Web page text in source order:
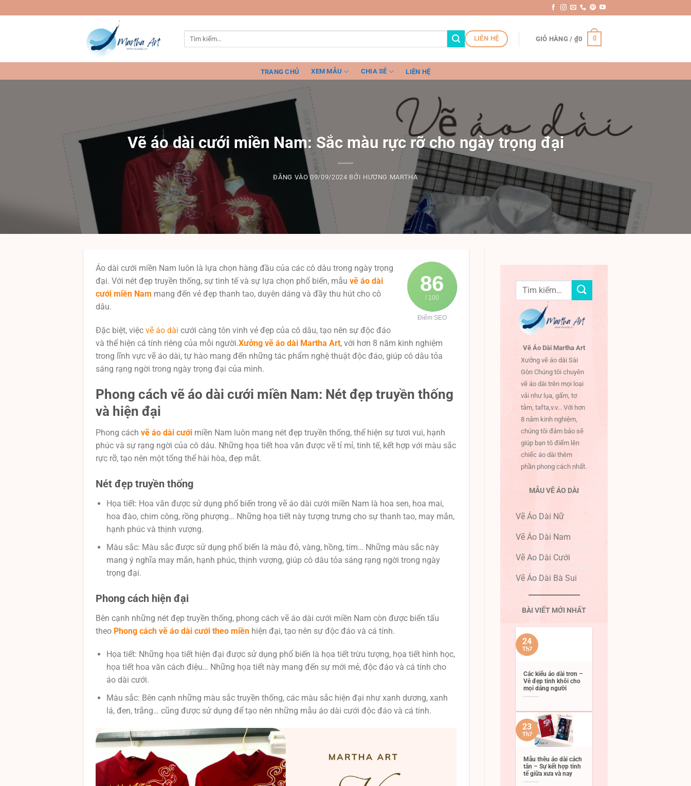
qua
LIÊN HỆ GIỎ HÀNG / ₫0 0
TRANG CHỦ XEM MẪU CHIA SẺ LIÊN HỆ
Vẽ áo dài cưới miền Nam: Sắc màu rực rỡ cho ngày trọng đại
ĐĂNG VÀO09/09/2024 BỞI HƯƠNG MARTHA
86
/ 100
Điểm SEO
Áo dài cưới miền Nam luôn là lựa chọn hàng đầu của các cô dâu trong ngày trọng
đại. Với nét đẹp truyền thống, sự tinh tế và sự lựa chọn phổ biến, mẫu vẽ áo dài
cưới miền Nam mang đến vẻ đẹp thanh tao, duyên dáng và đầy thu hút cho cô
dâu.
Đặc biệt, việc vẽ áo dài cưới càng tôn vinh vẻ đẹp của cô dâu, tạo nên sự độc đáo
và thể hiện cá tính riêng của mỗi người.Xưởng vẽ áo dài Martha Art, với hơn 8 năm kinh nghiệm
trong lĩnh vực vẽ áo dài, tự hào mang đến những tác phẩm nghệ thuật độc đáo, giúp cô dâu tỏa
sáng rạng ngời trong ngày trọng đại của mình.
Phong cách vẽ áo dài cưới miền Nam: Nét đẹp truyền thống
và hiện đại
Phong cách vẽ áo dài cưới miền Nam luôn mang nét đẹp truyền thống, thể hiện sự tươi vui, hạnh
phúc và sự rạng ngời của cô dâu. Những họa tiết hoa văn được vẽ tỉ mỉ, tinh tế, kết hợp với màu sắc
rực rỡ, tạo nên một tổng thể hài hòa, đẹp mắt.
Nét đẹp truyền thống
Họa tiết: Hoa văn được sử dụng phổ biến trong vẽ áo dài cưới miền Nam là hoa sen, hoa mai,
hoa đào, chim công, rồng phượng… Những họa tiết này tượng trưng cho sự thanh tao, may mắn,
hạnh phúc và thịnh vượng.
Màu sắc: Màu sắc được sử dụng phổ biến là màu đỏ, vàng, hồng, tím… Những màu sắc này
mang ý nghĩa may mắn, hạnh phúc, thịnh vượng, giúp cô dâu tỏa sáng rạng ngời trong ngày
trọng đại.
Phong cách hiện đại
Bên cạnh những nét đẹp truyền thống, phong cách vẽ áo dài cưới miền Nam còn được biến tấu
theo Phong cách vẽ áo dài cưới theo miền hiện đại, tạo nên sự độc đáo và cá tính.
Họa tiết: Những họa tiết hiện đại được sử dụng phổ biến là họa tiết trừu tượng, họa tiết hình học,
họa tiết hoa văn cách điệu… Những họa tiết này mang đến sự mới mẻ, độc đáo và cá tính cho
áo dài cưới.
Màu sắc: Bên cạnh những màu sắc truyền thống, các màu sắc hiện đại như xanh dương, xanh
lá, đen, trắng… cũng được sử dụng để tạo nên những mẫu áo dài cưới độc đáo và cá tính.
Tìm
Vẽ Áo Dài Martha Art
Xưởng vẽ áo dài Sài
Gòn Chúng tôi chuyên
vẽ áo dài trên mọi loại
vải như lụa, gấm, tơ
tằm, tafta,v.v... Với hơn
8 năm kinh nghiệm,
chúng tôi đảm bảo sẽ
giúp bạn tô điểm lên
chiếc áo dài thêm
phần phong cách nhất.
MẪU VẼ ÁO DÀI
Vẽ Áo Dài Nữ
Vẽ Áo Dài Nam
Vẽ Ao Dài Cưới
Vẽ Áo Dài Bà Sui
BÀI VIẾT MỚI NHẤT
Các kiểu áo dài trơn –
Vẻ đẹp tinh khôi cho
mọi dáng người
24
Th7
Mẫu thêu áo dài cách
tân – Sự kết hợp tinh
tế giữa xưa và nay
23
Th7